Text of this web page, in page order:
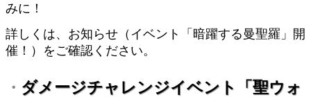
みに！
詳しくは、お知らせ（イベント「暗躍する曼聖羅」開
催！）をご確認ください。
・ ダメージチャレンジイベント「聖ウォ